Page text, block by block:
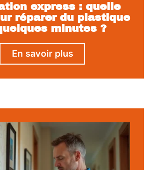
express : quelle
réparer du plastique
minutes ?
En savoir plus